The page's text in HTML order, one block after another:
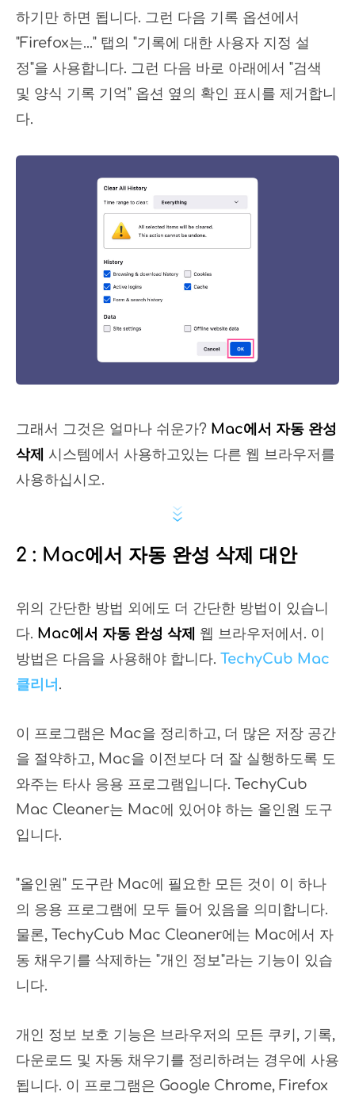
하기만 하면 됩니다. 그런 다음 기록 옵션에서
"Firefox는..." 탭의 "기록에 대한 사용자 지정 설
정"을 사용합니다. 그런 다음 바로 아래에서 "검색
및 양식 기록 기억" 옵션 옆의 확인 표시를 제거합니
다.
그래서 그것은 얼마나 쉬운가? Mac에서 자동 완성
삭제
시스템에서 사용하고있는 다른 웹 브라우저를
사용하십시오.
2 : Mac에서 자동 완성 삭제 대안
위의 간단한 방법 외에도 더 간단한 방법이 있습니
다. Mac에서 자동 완성 삭제
웹 브라우저에서. 이
방법은 다음을 사용해야 합니다. TechyCub Mac
클리너 .
이 프로그램은 Mac을 정리하고, 더 많은 저장 공간
을 절약하고, Mac을 이전보다 더 잘 실행하도록 도
와주는 타사 응용 프로그램입니다. TechyCub
Mac Cleaner는 Mac에 있어야 하는 올인원 도구
입니다.
"올인원" 도구란 Mac에 필요한 모든 것이 이 하나
의 응용 프로그램에 모두 들어 있음을 의미합니다.
물론, TechyCub Mac Cleaner에는 Mac에서 자
동 채우기를 삭제하는 "개인 정보"라는 기능이 있습
니다.
개인 정보 보호 기능은 브라우저의 모든 쿠키, 기록,
다운로드 및 자동 채우기를 정리하려는 경우에 사용
됩니다. 이 프로그램은 Google Chrome, Firefox